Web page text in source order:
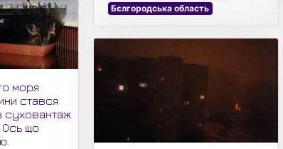
моря
стався
суховантаж
Ось що
Бєлгородська область